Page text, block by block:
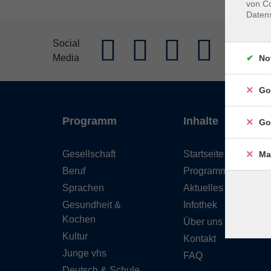
Social
Media
AGB
Programm
Gesellschaft
Beruf
Sprachen
Gesundheit &
Kochen
Kultur
Junge vhs
Inhalte
Startseite
Programm
Aktuelles
Infothek
Über uns
Kontakt
FAQ
von